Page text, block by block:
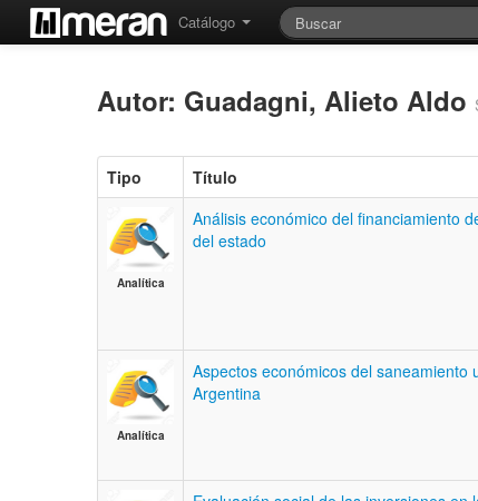
Catálogo
Autor: Guadagni, Alieto Aldo
Tipo Título
Analítica
Análisis económico del financiamiento
del estado
Analítica
Aspectos económicos del saneamiento
Argentina